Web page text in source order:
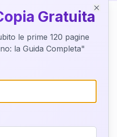
di
Gratuita
le prime 120 pagine
la Guida Completa"